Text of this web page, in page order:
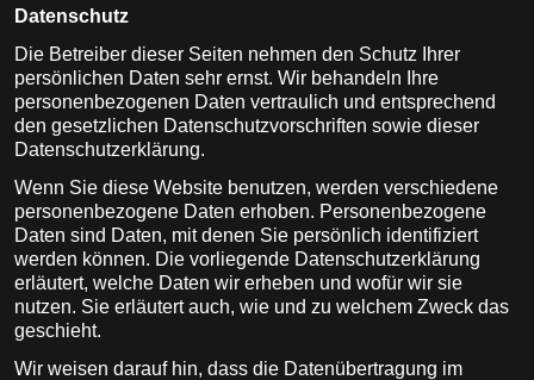
Datenschutz
Die Betreiber dieser Seiten nehmen den Schutz Ihrer
persönlichen Daten sehr ernst. Wir behandeln Ihre
personenbezogenen Daten vertraulich und entsprechend
den gesetzlichen Datenschutzvorschriften sowie dieser
Datenschutzerklärung.
Wenn Sie diese Website benutzen, werden verschiedene
personenbezogene Daten erhoben. Personenbezogene
Daten sind Daten, mit denen Sie persönlich identifiziert
werden können. Die vorliegende Datenschutzerklärung
erläutert, welche Daten wir erheben und wofür wir sie
nutzen. Sie erläutert auch, wie und zu welchem Zweck das
geschieht.
Wir weisen darauf hin, dass die Datenübertragung im